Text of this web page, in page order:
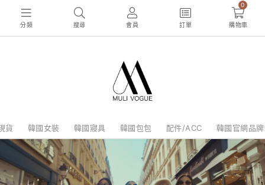
分類 搜尋 會員 訂單
0
購物車
貨 韓國女裝 韓國寢具 韓國包包 配件/ACC 韓國官網品